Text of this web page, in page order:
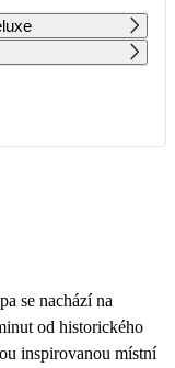
49 849
se nachází na
od historického
inspirovanou místní